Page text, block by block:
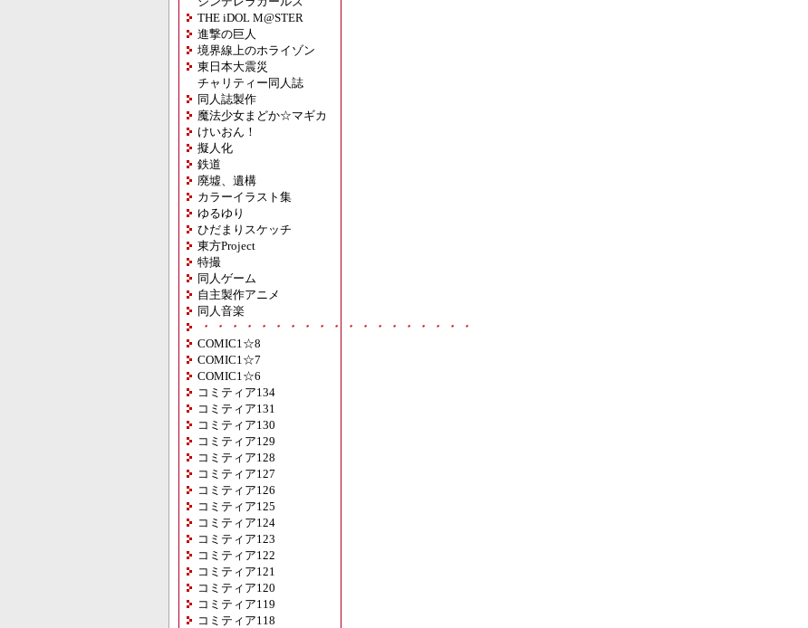
THE iDOL M@STER
進撃の巨人
境界線上のホライゾン
東日本大震災
チャリティー同人誌
同人誌製作
魔法少女まどか☆マギカ
けいおん！
擬人化
鉄道
廃墟、遺構
カラーイラスト集
ゆるゆり
ひだまりスケッチ
東方Project
特撮
同人ゲーム
自主製作アニメ
同人音楽
・・・・・・・・・・・・・・・・・・・
COMIC1☆8
COMIC1☆7
COMIC1☆6
コミティア134
コミティア131
コミティア130
コミティア129
コミティア128
コミティア127
コミティア126
コミティア125
コミティア124
コミティア123
コミティア122
コミティア121
コミティア120
コミティア119
コミティア118